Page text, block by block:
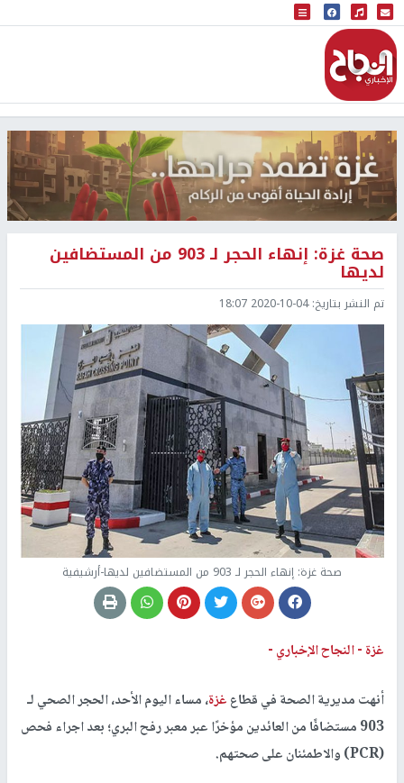
البث المباشر
إذاعة النجاح
صحة غزة: إنهاء الحجر لـ 903 من المستضافين
لديها
تم النشر بتاريخ:2020-10-04 18:07
صحة غزة: إنهاء الحجر لـ 903 من المستضافين لديها-أرشيفية
غزة -النجاح الإخباري -
أنهت مديرية الصحة في قطاعغزة، مساء اليوم الأحد، الحجر الصحي لـ
903 مستضافًا من العائدين مؤخرًا عبر معبر رفح البري؛ بعد اجراء فحص
(
PCR) والاطمئنان على صحتهم.